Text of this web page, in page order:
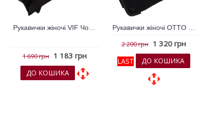
1 690 грн 1 183 грн
ДО КОШИКА
2 200 грн 1 320 грн
LAST ДО КОШИКА